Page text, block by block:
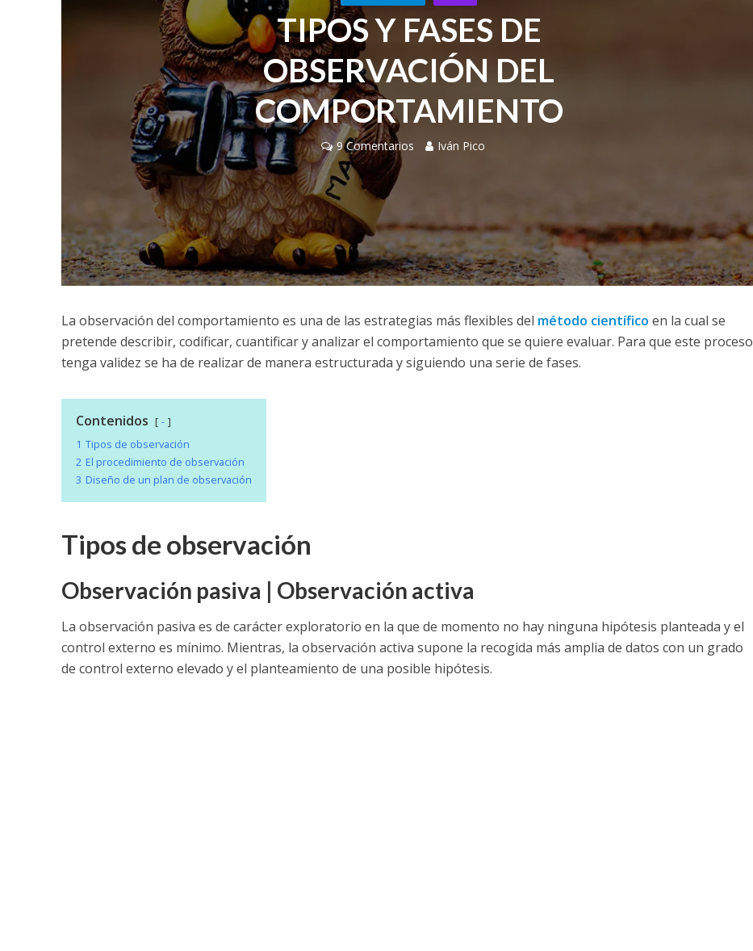
TIPOS Y FASES DE
OBSERVACIÓN DEL
COMPORTAMIENTO
9 Comentarios Iván Pico
La observación del comportamiento es una de las estrategias más flexibles del método científico en la cual se
pretende describir, codificar, cuantificar y analizar el comportamiento que se quiere evaluar. Para que este proceso
tenga validez se ha de realizar de manera estructurada y siguiendo una serie de fases.
Contenidos
-
1 Tipos de observación
2 El procedimiento de observación
3 Diseño de un plan de observación
Tipos de observación
Observación pasiva | Observación activa
La observación pasiva es de carácter exploratorio en la que de momento no hay ninguna hipótesis planteada y el
control externo es mínimo. Mientras, la observación activa supone la recogida más amplia de datos con un grado
de control externo elevado y el planteamiento de una posible hipótesis.